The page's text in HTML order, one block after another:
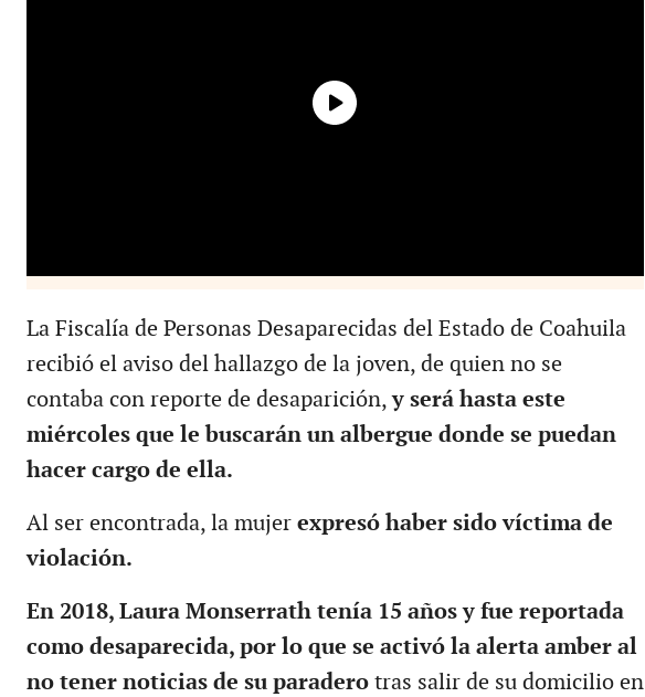
La Fiscalía de Personas Desaparecidas del Estado de Coahuila
recibió el aviso del hallazgo de la joven, de quien no se
contaba con reporte de desaparición,y será hasta este
miércoles que le buscarán un albergue donde se puedan
hacer cargo de ella.
Al ser encontrada, la mujer expresó haber sido víctima de
violación.
En 2018, Laura Monserrath tenía 15 años y fue reportada
como desaparecida, por lo que se activó la alerta amber al
no tener noticias de su paraderotras salir de su domicilio en